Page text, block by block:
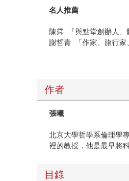
名人推薦
陳茻 「與點堂創辦人、
謝哲青 「作家、旅行家
作者
張曦
北京大學哲學系倫理學
裡的教授，他是最早將
目錄